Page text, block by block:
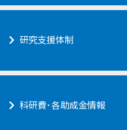
研究支援体制
科研費･各助成金情報